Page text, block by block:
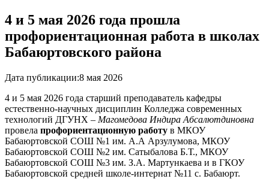
4 и 5 мая 2026 года прошла
профориентационная работа в школах
Бабаюртовского района
Дата публикации:8 мая 2026
4 и 5 мая 2026 года старший преподаватель кафедры
естественно-научных дисциплин Колледжа современных
технологий ДГУНХ – Магомедова Индира Абсалютдиновна
провела профориентационную работу в МКОУ
Бабаюртовской СОШ №1 им. А.А Арзулумова, МКОУ
Бабаюртовской СОШ №2 им. Сатыбалова Б.Т., МКОУ
Бабаюртовской СОШ №3 им. З.А. Мартункаева и в ГКОУ
Бабаюртовской средней школе-интернат №11 с. Бабаюрт.